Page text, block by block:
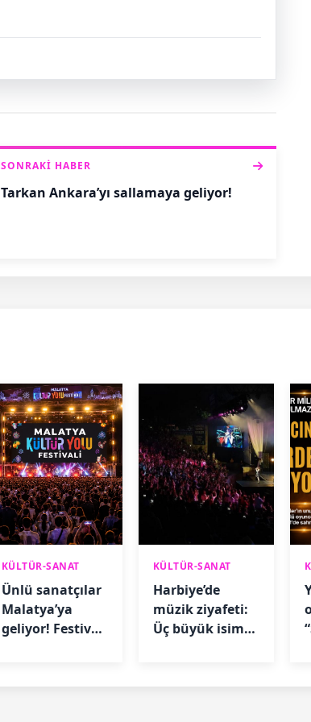
SONRAKI HABER
Tarkan Ankara’yı sallamaya geliyor!
KÜLTÜR-SANAT
Ünlü sanatçılar
Malatya’ya
geliyor! Festival
KÜLTÜR-SANAT
Harbiye’de
müzik ziyafeti:
Üç büyük isim